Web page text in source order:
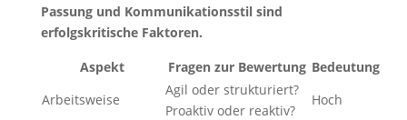
Passung und Kommunikationsstil sind
erfolgskritische Faktoren.
Aspekt
Fragen zur Bewertung Bedeutung
Arbeitsweise
Agil oder strukturiert?
Proaktiv oder reaktiv?
Hoch